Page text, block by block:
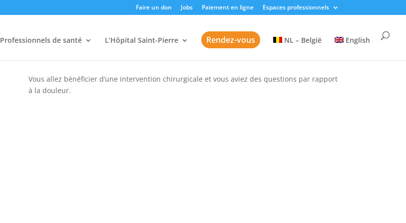
Faire un don Jobs Paiement en ligne Espaces professionnels
Professionnels de santé L’Hôpital Saint-Pierre Rendez-vous NL – België English
Vous allez bénéficier d’une intervention chirurgicale et vous aviez des questions par rapport
à la douleur.